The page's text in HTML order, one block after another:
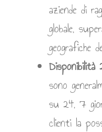
aziende di
globale,
geografiche
Disponibilità
sono
su 24, 7
clienti la